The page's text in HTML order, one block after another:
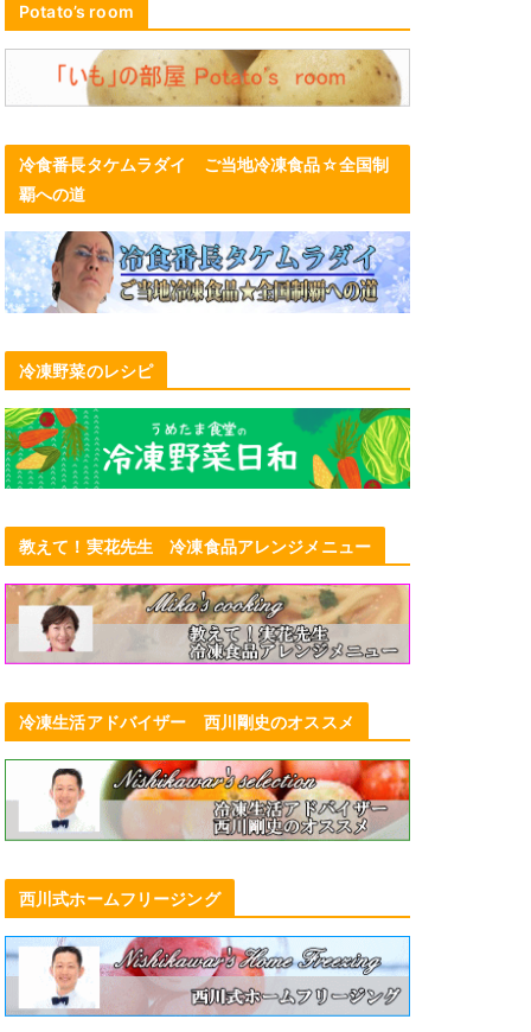
Potato’s room
冷食番長タケムラダイ ご当地冷凍食品☆全国制
覇への道
冷凍野菜のレシピ
教えて！実花先生 冷凍食品アレンジメニュー
冷凍生活アドバイザー 西川剛史のオススメ
西川式ホームフリージング